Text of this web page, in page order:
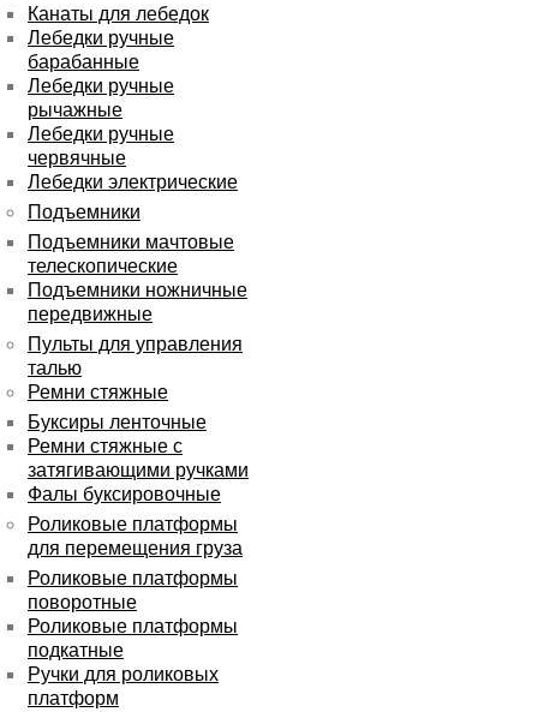
Канаты для лебедок
Лебедки ручные
барабанные
Лебедки ручные
рычажные
Лебедки ручные
червячные
Лебедки электрические
Подъемники
Подъемники мачтовые
телескопические
Подъемники ножничные
передвижные
Пульты для управления
талью
Ремни стяжные
Буксиры ленточные
Ремни стяжные с
затягивающими ручками
Фалы буксировочные
Роликовые платформы
для перемещения груза
Роликовые платформы
поворотные
Роликовые платформы
подкатные
Ручки для роликовых
платформ